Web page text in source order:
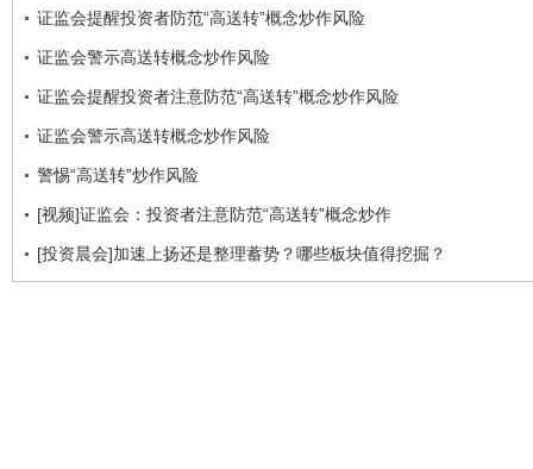
证监会提醒投资者防范“高送转”概念炒作风险
证监会警示高送转概念炒作风险
证监会提醒投资者注意防范“高送转”概念炒作风险
证监会警示高送转概念炒作风险
警惕“高送转”炒作风险
[视频]证监会：投资者注意防范“高送转”概念炒作
[投资晨会]加速上扬还是整理蓄势？哪些板块值得挖掘？